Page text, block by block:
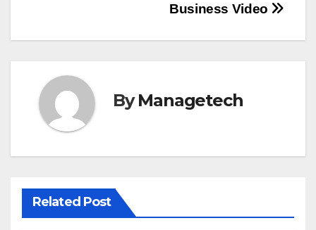
ビ
ゲ
ー
シ
ョ
ン
Business Video
ByManagetech
Related Post